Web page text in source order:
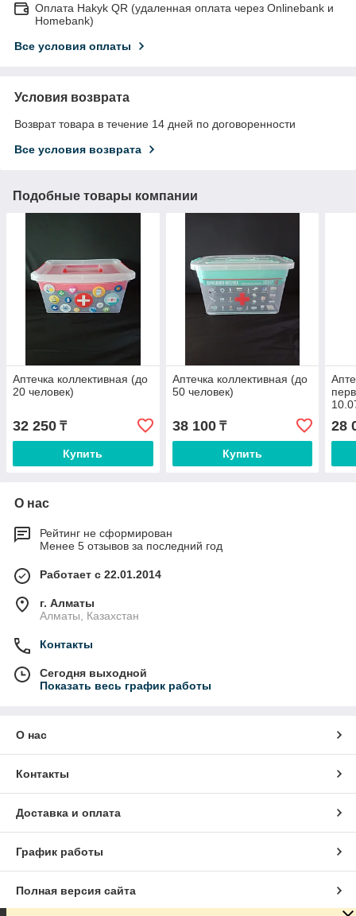
Оплата Hakyk QR (удаленная оплата через Onlinebank и
Homebank)
Все условия оплаты
Условия возврата
Возврат товара в течение 14 дней по договоренности
Все условия возврата
Подобные товары компании
Аптечка коллективная (до
20 человек)
32 250 ₸
Купить
Аптечка коллективная (до
50 человек)
38 100₸
Купить
28
О нас
Рейтинг не сформирован
Менее 5 отзывов за последний год
Работает с 22.01.2014
г. Алматы
Алматы, Казахстан
Контакты
Сегодня выходной
Показать весь график работы
О нас
Контакты
Доставка и оплата
График работы
Полная версия сайта